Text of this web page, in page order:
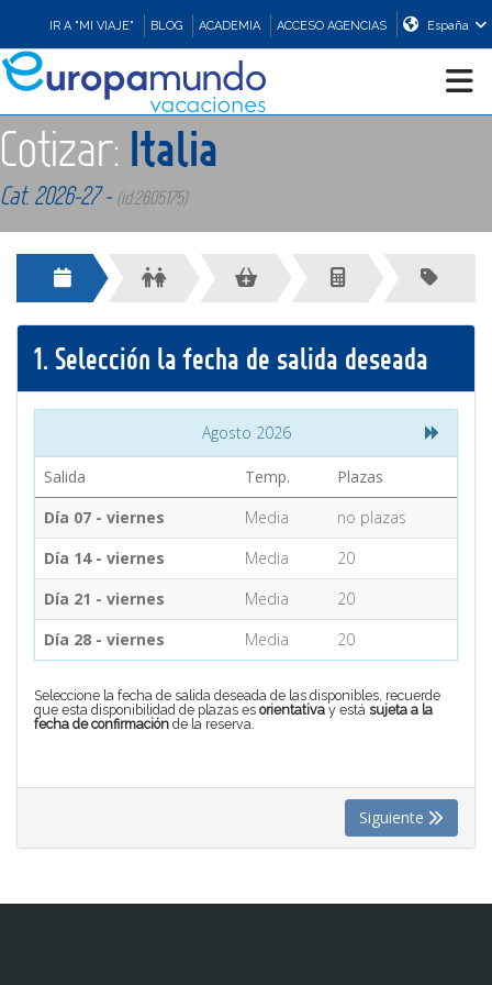
IR A "MI VIAJE" BLOG ACADEMIA ACCESO AGENCIAS España
CRUCEROS
ASIA
ORIENTE
COMPRAR
CONTACTO
MÁS
Cotizar: Italia
Cat. 2026-27 - (id:2605175)
1. Selección la fecha de salida deseada
Agosto 2026
Salida Temp.
Plazas
Día 07 - viernes
Media
no plazas
Día 14 - viernes
Media
20
Día 21 - viernes
Media
20
Día 28 - viernes
Media 20
Seleccione la fecha de salida deseada de las disponibles, recuerde
que esta disponibilidad de plazas es orientativa y está sujeta a la
fecha de confirmación de la reserva.
Siguiente